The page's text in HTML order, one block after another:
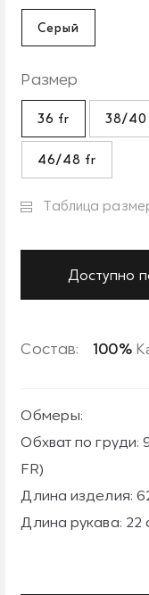
Серый
Размер
36 fr 38/
46/48 fr
Таблица
Доступно
Состав: 100%
Обмеры:
Обхват по груди:
FR)
Длина изделия:
Длина рукава: 22